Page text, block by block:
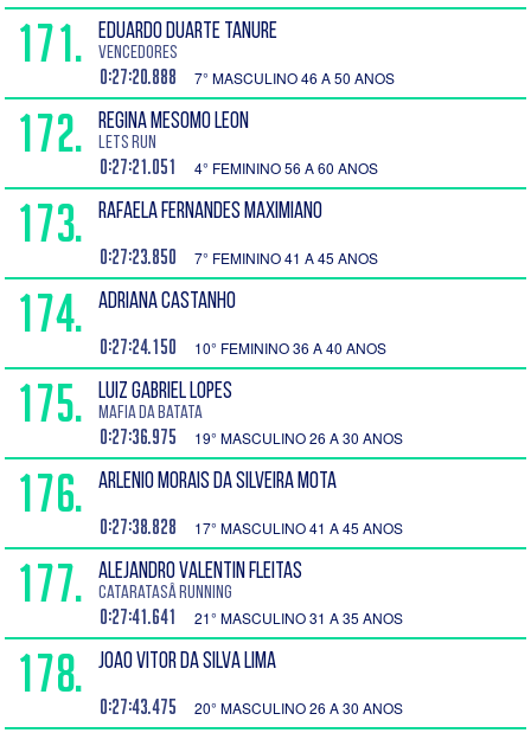
171. EDUARDO DUARTE TANURE
Vencedores
0:27:20.888 7° MASCULINO 46 A 50 ANOS
172. REGINA MESOMO LEON
Lets Run
0:27:21.051 4° FEMININO 56 A 60 ANOS
173. RAFAELA FERNANDES MAXIMIANO
0:27:23.850 7° FEMININO 41 A 45 ANOS
174. ADRIANA CASTANHO
0:27:24.150 10° FEMININO 36 A 40 ANOS
175. LUIZ GABRIEL LOPES
Mafia da Batata
0:27:36.975 19° MASCULINO 26 A 30 ANOS
176. ARLENIO MORAIS DA SILVEIRA MOTA
0:27:38.828 17° MASCULINO 41 A 45 ANOS
177. ALEJANDRO VALENTIN FLEITAS
CataratasÂ Running
0:27:41.641 21° MASCULINO 31 A 35 ANOS
178. JOAO VITOR DA SILVA LIMA
0:27:43.475 20° MASCULINO 26 A 30 ANOS